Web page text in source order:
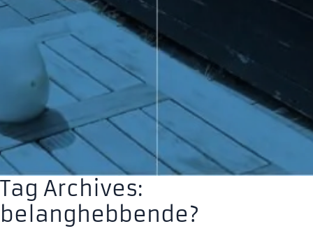
Tag Archives:
belanghebbende?